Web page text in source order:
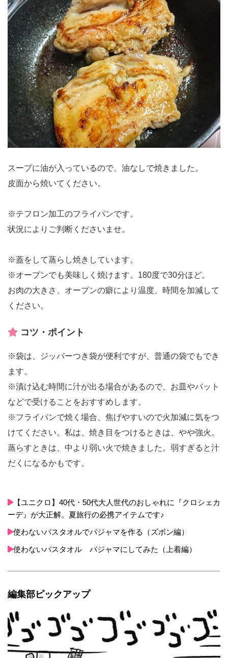
スープに油が入っているので、油なしで焼きました。
皮面から焼いてください。
※テフロン加工のフライパンです。
状況によりご判断くださいませ。
※蓋をして蒸らし焼きしています。
※オープンでも美味しく焼けます。180度で30分ほど。
お肉の大きさ、オープンの癖により温度、時間を加減して
ください。
コツ・ポイント
※袋は、ジッパーつき袋が便利ですが、普通の袋でもでき
ます。
※漬け込む時間に汁が出る場合があるので、お皿やバット
などで受けることをおすすめします。
※フライパンで焼く場合、焦げやすいので火加減に気をつ
けてください。私は、焼き目をつけるときは、やや強火。
蒸らすときは、中より弱い火で焼きました。弱すぎると汁
だくになるかもです。
【ユニクロ】40代・50代大人世代のおしゃれに『クロシェカ
ーデ』が大正解。夏旅行の必携アイテムです♪
使わないバスタオルでパジャマを作る（ズボン編）
使わないバスタオル パジャマにしてみた（上着編）
編集部ピックアップ